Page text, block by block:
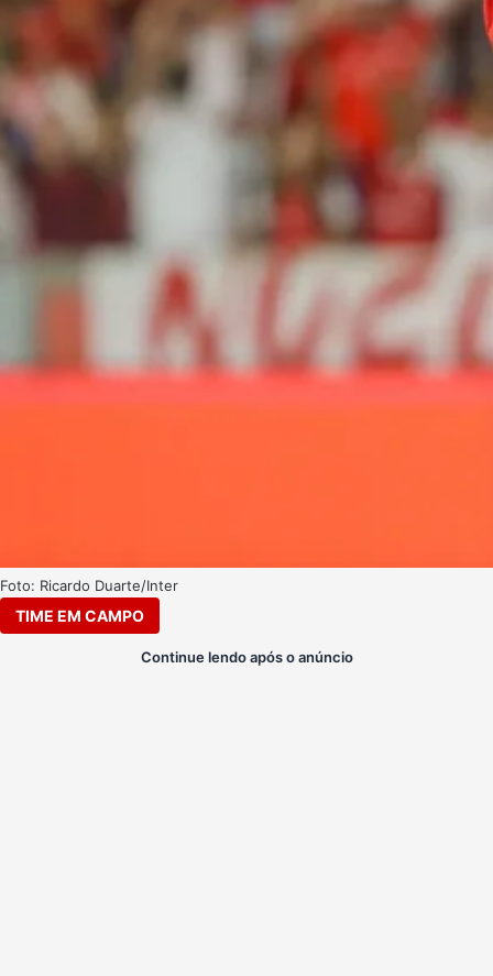
Foto: Ricardo Duarte/Inter
TIME EM CAMPO
Continue lendo após o anúncio